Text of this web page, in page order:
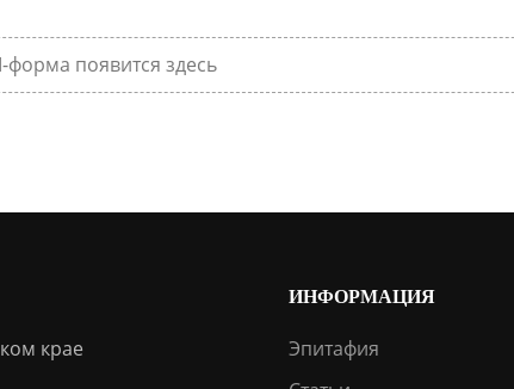
форма появится здесь
крае
ИНФОРМАЦИЯ
Эпитафия